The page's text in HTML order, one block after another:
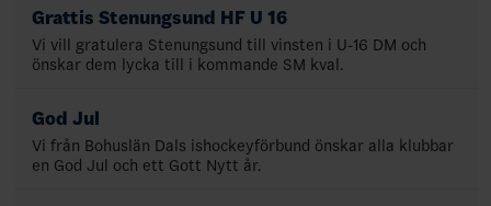
Grattis Stenungsund HF U 16
Vi vill gratulera Stenungsund till vinsten i U-16 DM och
önskar dem lycka till i kommande SM kval.
God Jul
Vi från Bohuslän Dals ishockeyförbund önskar alla klubbar
en God Jul och ett Gott Nytt år.